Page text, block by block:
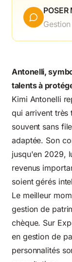
Antonelli,
talents à
Kimi Antonelli
qui arrivent très
souvent sans
adaptée. Son
jusqu'en 2029,
revenus
soient gérés
Le meilleur
gestion de
chèque. Sur
en gestion de
personnalités